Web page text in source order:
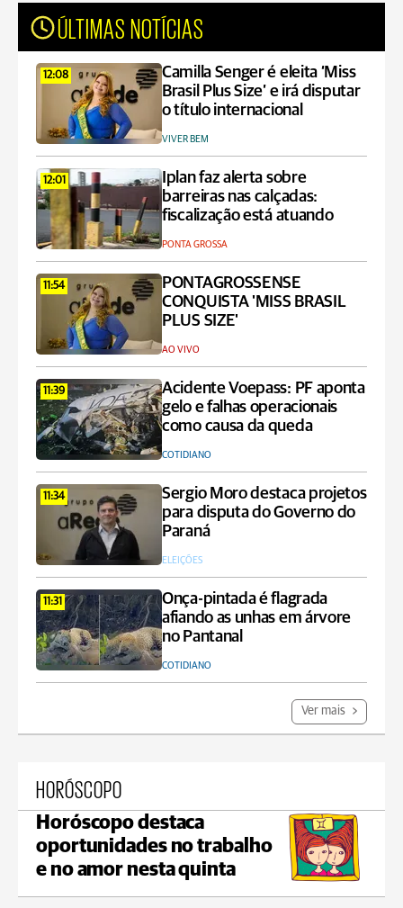
ÚLTIMAS NOTÍCIAS
12:08
Camilla Senger é eleita ‘Miss
Brasil Plus Size’ e irá disputar
o título internacional
VIVER BEM
12:01
Iplan faz alerta sobre
barreiras nas calçadas:
fiscalização está atuando
PONTA GROSSA
11:54
PONTAGROSSENSE
CONQUISTA 'MISS BRASIL
PLUS SIZE'
AO VIVO
11:39
Acidente Voepass: PF aponta
gelo e falhas operacionais
como causa da queda
COTIDIANO
11:34
Sergio Moro destaca projetos
para disputa do Governo do
Paraná
ELEIÇÕES
11:31
Onça-pintada é flagrada
afiando as unhas em árvore
no Pantanal
COTIDIANO
Ver mais
HORÓSCOPO
Horóscopo destaca
oportunidades no trabalho
e no amor nesta quinta